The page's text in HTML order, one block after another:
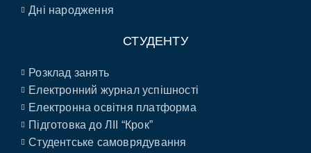
Дні народження
СТУДЕНТУ
Розклад занять
Електронний журнал успішності
Електронна освітня платформа
Підготовка до ЛІІ “Крок”
Студентське самоврядування